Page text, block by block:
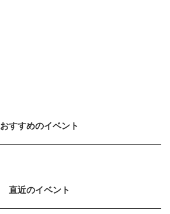
森永乳業株式会社
おすすめのイベント
直近のイベント